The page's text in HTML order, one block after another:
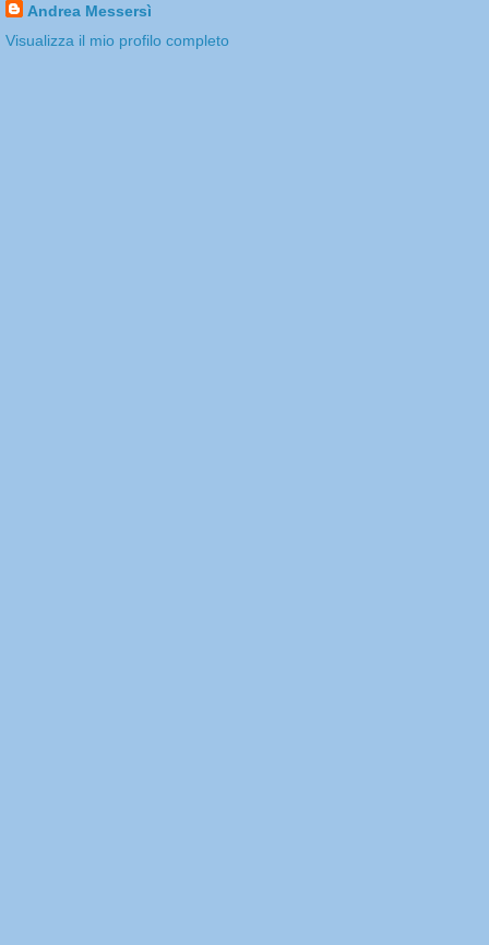
Andrea Messersì
Visualizza il mio profilo completo